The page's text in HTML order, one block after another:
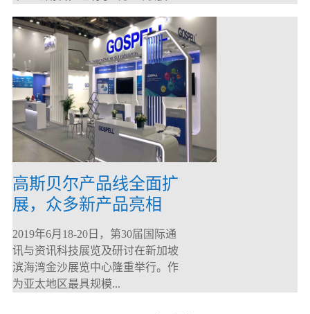
高斯贝尔产品线全面扩
展，众多新产品亮相
CommunicAsia 2019
2019年6月18-20日，第30届国际通
讯与资讯科技展览及研讨在新加坡
滨海湾金沙展览中心隆重举行。作
为亚太地区最具规模...